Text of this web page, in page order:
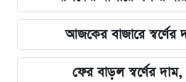
আজকের বাজারে
ফের বাড়ল স্বর্ণের